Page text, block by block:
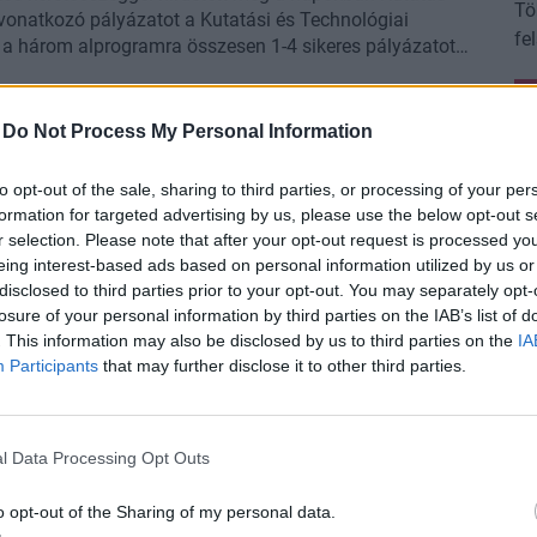
Do Not Process My Personal Information
opt-out of the sale, sharing to third parties, or processing of your
for targeted advertising by us, please use the below opt-out
selection. Please note that after your opt-out request is processed
interest-based ads based on personal information utilized by us
to third parties prior to your opt-out. You may separately
of your personal information by third parties on the IAB’s list of
This information may also be disclosed by us to third parties on the
Participants that may further disclose it to other third parties.
Data Processing Opt Outs
opt-out of the Sharing of my personal data.
pályázatot a Kutatási és Technológiai
három alprogramra összesen 1-4 sikeres pályázatot
pénzek 100%-os támogatási intenzitást jelentenek,
támogatási intenzitásra számíthat. A pályázatok
Velencében
és Pénzügyek Tanácsa) az Unió idei és jövő
A pénteken, Velencében tartott informális
rendes ECOFIN ülés előkészítését szolgálja.
forrásokért felhasználásért felelős államtitkár
Minisztérium a közleményében.
adójára!
évben befizetett adójánál kevesebb támogatási
nélkül teheti ezt meg - többek között
Csepreghy Nándor. A Miniszterelnökség
államtitkára további lényeges - már eddig is
netadóval kapcsolatos minapi viták kapcsán
hogy 2018-ig az ország teljes területén legyen
forint keretösszeget különítettek el.
on belül
kezdeményezte a Nemzeti Fejlesztési
Programokért Felelős Helyettes
a
a
a